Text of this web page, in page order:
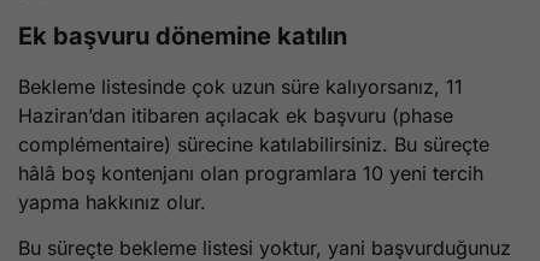
Ek başvuru dönemine katılın
Bekleme listesinde çok uzun süre kalıyorsanız, 11
Haziran’dan itibaren açılacak ek başvuru (phase
complémentaire) sürecine katılabilirsiniz. Bu süreçte
hâlâ boş kontenjanı olan programlara 10 yeni tercih
yapma hakkınız olur.
Bu süreçte bekleme listesi yoktur, yani başvurduğunuz